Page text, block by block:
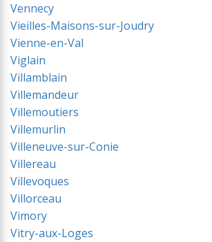
Vennecy
Vieilles-Maisons-sur-Joudry
Vienne-en-Val
Viglain
Villamblain
Villemandeur
Villemoutiers
Villemurlin
Villeneuve-sur-Conie
Villereau
Villevoques
Villorceau
Vimory
Vitry-aux-Loges